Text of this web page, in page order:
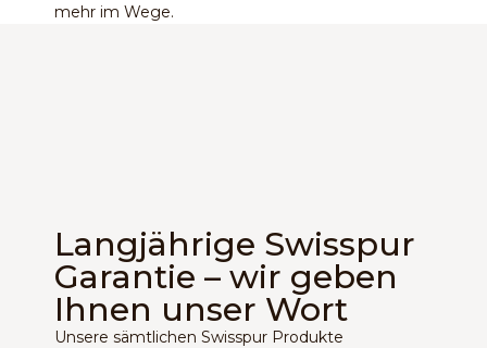
mehr im Wege.
Langjährige Swisspur
Garantie – wir geben
Ihnen unser Wort
Unsere sämtlichen Swisspur Produkte